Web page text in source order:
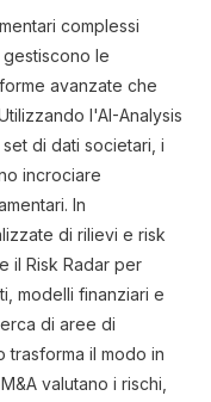
complessi
le
avanzate che
l'AI-Analysis
di dati societari, i
incrociare
In
di rilievi e risk
il Risk Radar per
modelli finanziari e
di aree di
trasforma il modo in
valutano i rischi,